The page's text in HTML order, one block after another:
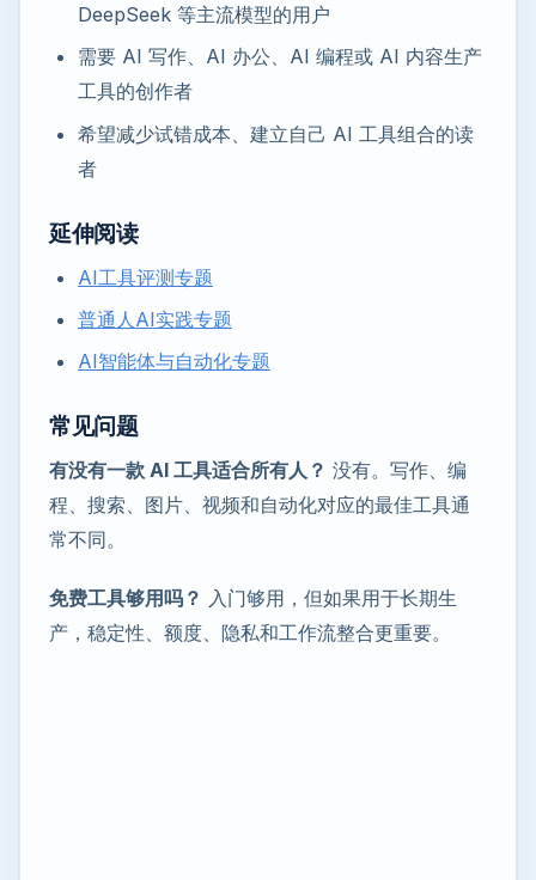
DeepSeek 等主流模型的用户
需要 AI 写作、AI 办公、AI 编程或 AI 内容生产
工具的创作者
希望减少试错成本、建立自己 AI 工具组合的读
者
延伸阅读
AI工具评测专题
普通人AI实践专题
AI智能体与自动化专题
常见问题
有没有一款 AI 工具适合所有人？ 没有。写作、编
程、搜索、图片、视频和自动化对应的最佳工具通
常不同。
免费工具够用吗？ 入门够用，但如果用于长期生
产，稳定性、额度、隐私和工作流整合更重要。